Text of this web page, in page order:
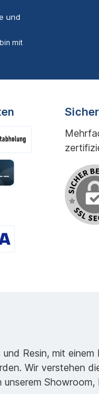
und
mit
Resin, mit einem
Wir verstehen